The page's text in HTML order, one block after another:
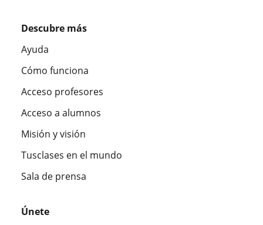
Descubre más
Ayuda
Cómo funciona
Acceso profesores
Acceso a alumnos
Misión y visión
Tusclases en el mundo
Sala de prensa
Únete